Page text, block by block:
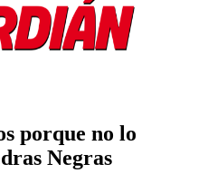
porque no lo
Negras